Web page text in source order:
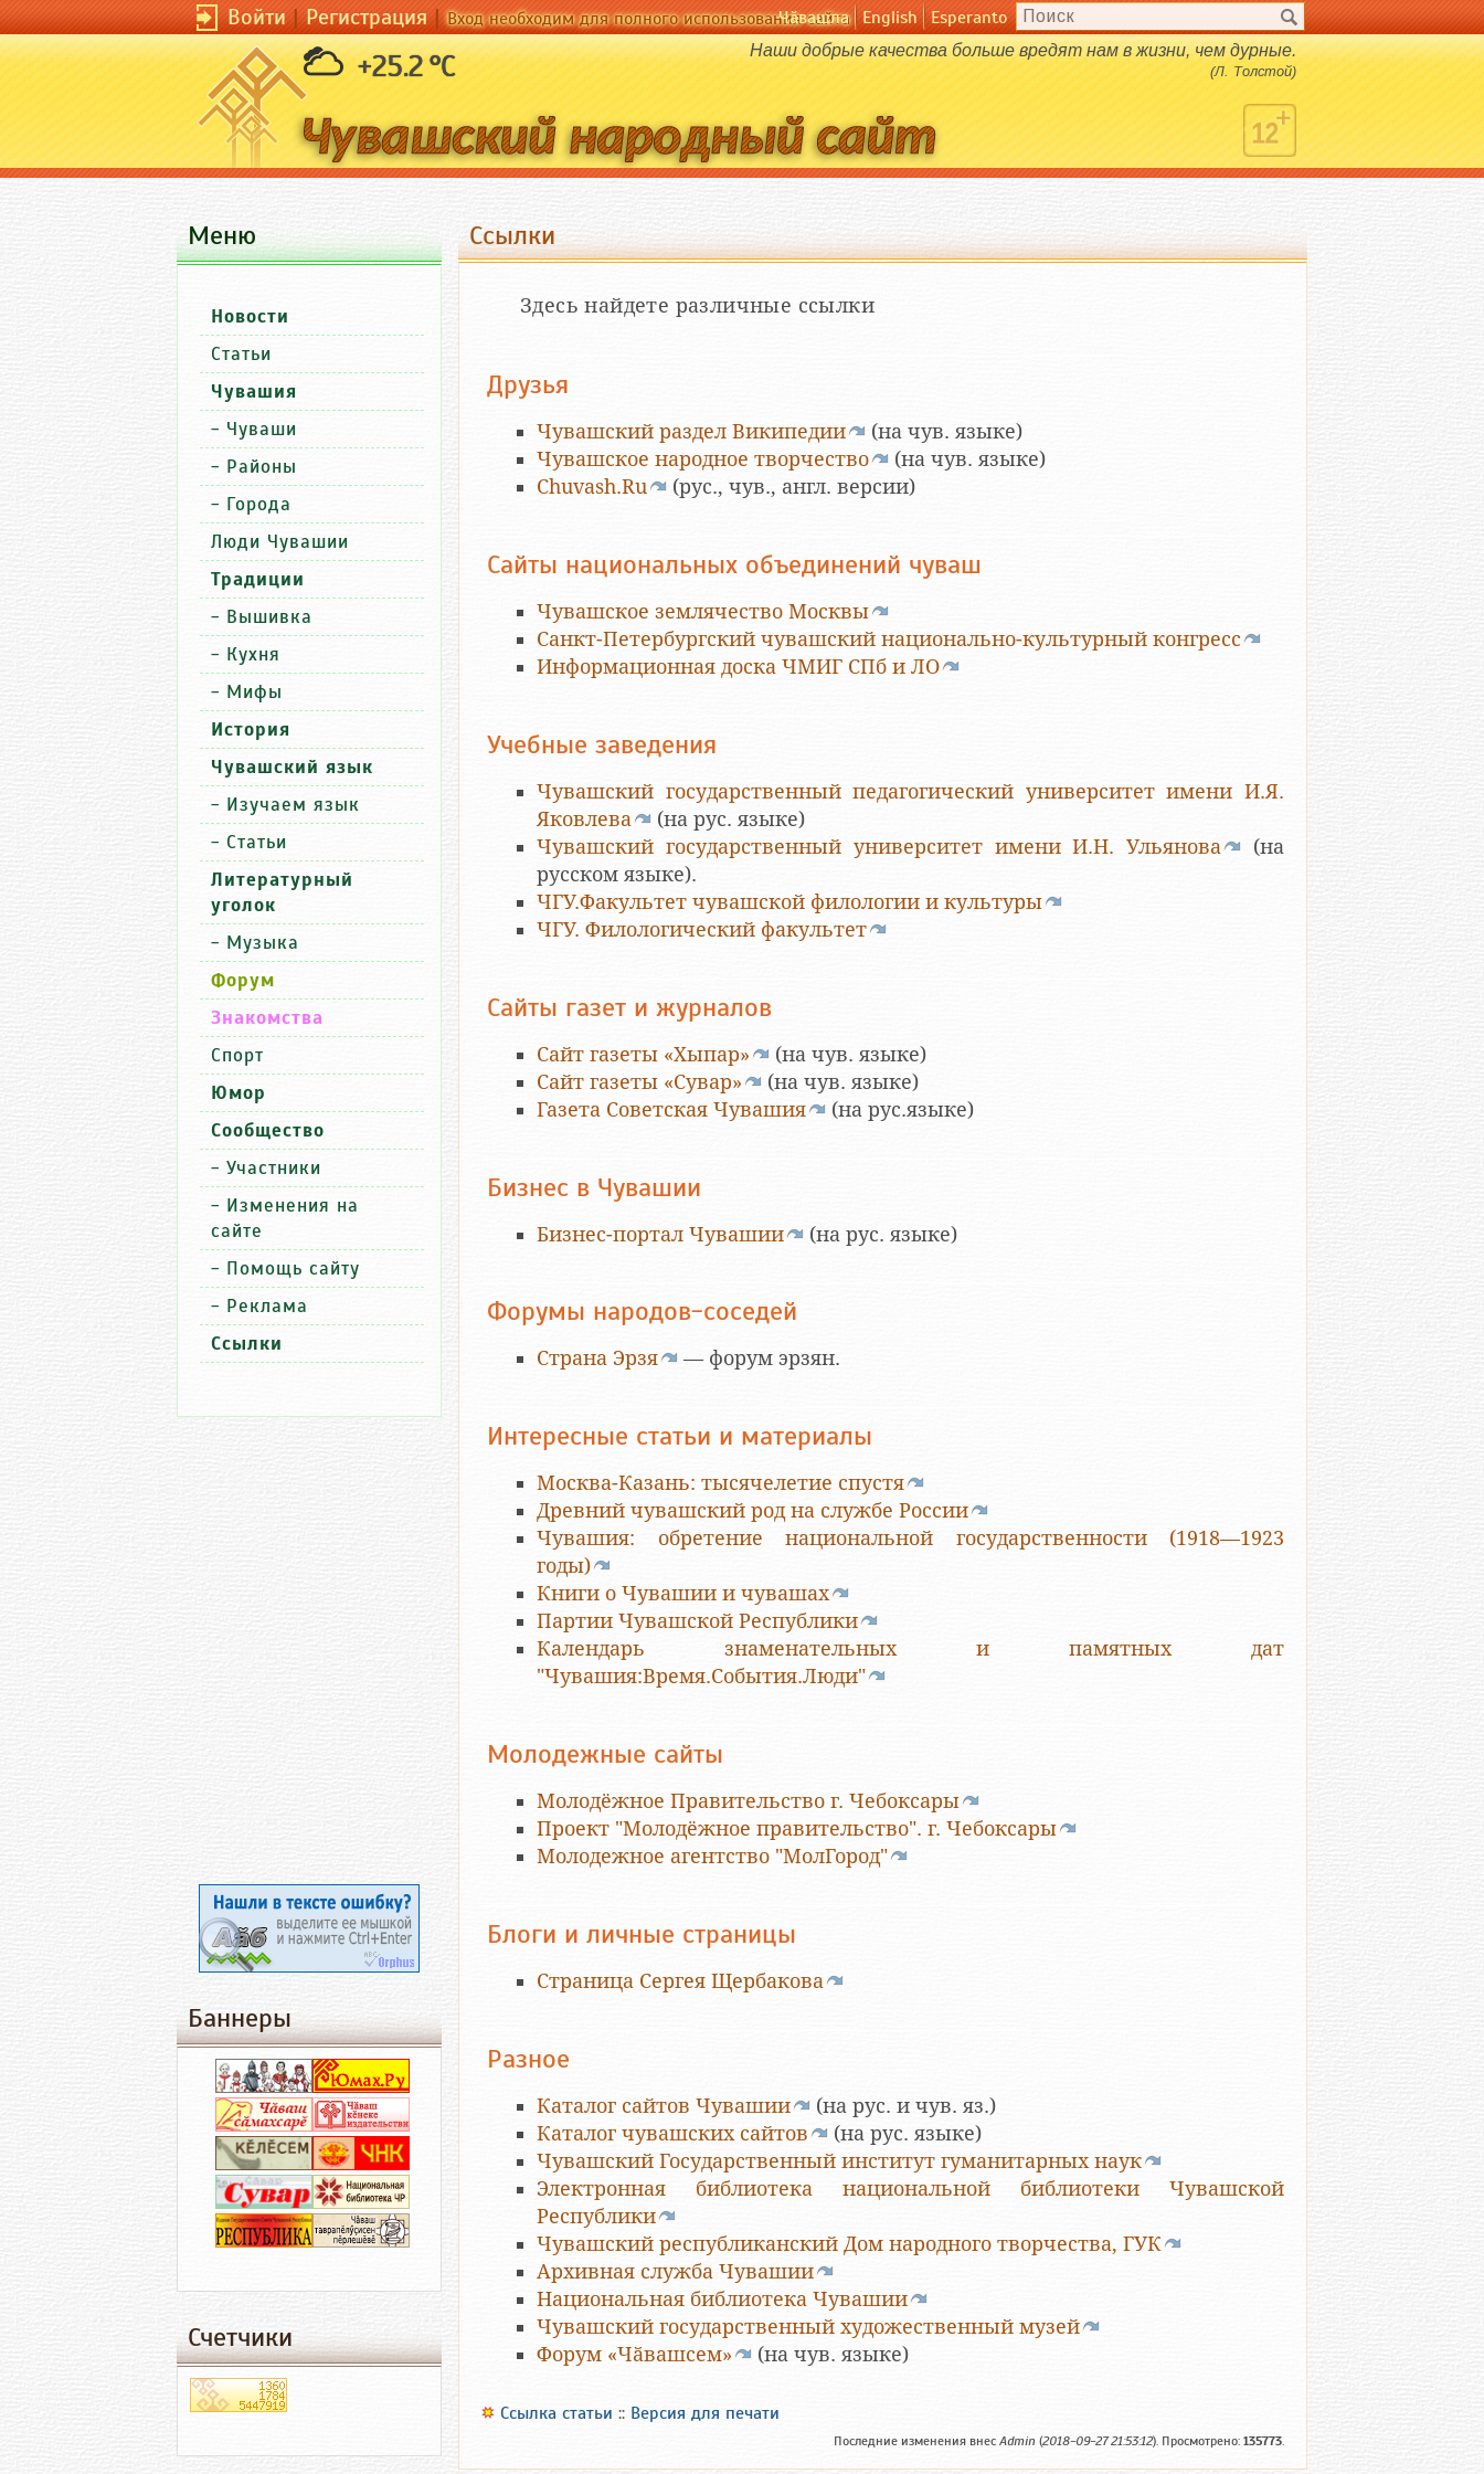
Войти|Регистрация|Вход необходим для полного использования сайта
Чӑвашла English Esperanto
+25.2 °C Наши добрые качества больше вредят нам в жизни, чем дурные.
(Л. Толстой)
Ссылки
Здесь найдете различные ссылки
Друзья
Чувашский раздел Википедии
(на чув. языке)
Чувашское народное творчество
(на чув. языке)
Chuvash.Ru
(рус., чув., англ. версии)
Сайты национальных объединений чуваш
Чувашское землячество Москвы
Санкт-Петербургский чувашский национально-культурный конгресс
Информационная доска ЧМИГ СПб и ЛО
Учебные заведения
Чувашский государственный педагогический университет имени И.Я.
Яковлева
(на рус. языке)
Чувашский государственный университет имени И.Н. Ульянова
(на
русском языке).
ЧГУ.Факультет чувашской филологии и культуры
ЧГУ. Филологический факультет
Сайты газет и журналов
Сайт газеты «Хыпар»
(на чув. языке)
Сайт газеты «Сувар»
(на чув. языке)
Газета Советская Чувашия
(на рус.языке)
Бизнес в Чувашии
Бизнес-портал Чувашии (на рус. языке)
Форумы народов-соседей
Страна Эрзя — форум эрзян.
Интересные статьи и материалы
Москва-Казань: тысячелетие спустя
Древний чувашский род на службе России
Чувашия: обретение национальной государственности (1918—1923
годы)
Книги о Чувашии и чувашах
Партии Чувашской Республики
Календарь знаменательных и памятных дат
"Чувашия:Время.События.Люди"
Молодежные сайты
Молодёжное Правительство г. Чебоксары
Проект "Молодёжное правительство". г. Чебоксары
Молодежное агентство "МолГород"
Блоги и личные страницы
Страница Сергея Щербакова
Разное
Каталог сайтов Чувашии
(на рус. и чув. яз.)
Каталог чувашских сайтов
(на рус. языке)
Чувашский Государственный институт гуманитарных наук
Электронная библиотека национальной библиотеки Чувашской
Республики
Чувашский республиканский Дом народного творчества, ГУК
Архивная служба Чувашии
Национальная библиотека Чувашии
Чувашский государственный художественный музей
Форум «Чӑвашсем»
(на чув. языке)
Ссылка статьи :: Версия для печати
Последние изменения внес Admin (2018-09-27 21:53:12). Просмотрено: 135773.
Меню
Новости
Статьи
Чувашия
- Чуваши
- Районы
- Города
Люди Чувашии
Традиции
- Вышивка
- Кухня
- Мифы
История
Чувашский язык
- Изучаем язык
- Статьи
Литературный
уголок
- Музыка
Форум
Знакомства
Спорт
Юмор
Сообщество
- Участники
- Изменения на
сайте
- Помощь сайту
- Реклама
Ссылки
Баннеры
Счетчики